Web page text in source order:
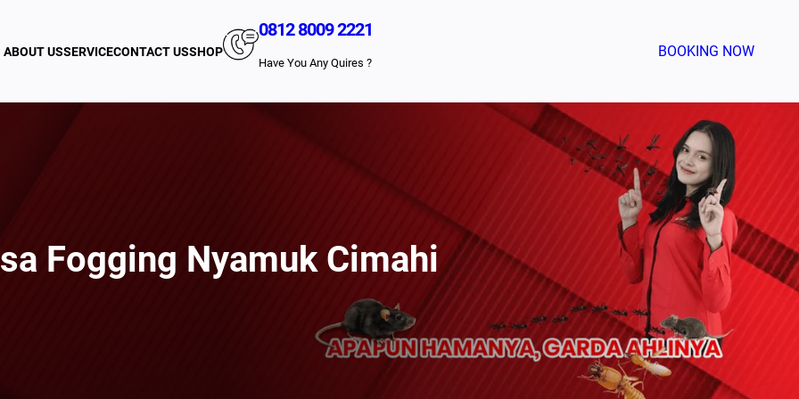
ABOUT USSERVICECONTACT USSHOP
0812 8009 2221
Have You Any Quires ?
BOOKING NOW
Fogging Nyamuk Cimahi